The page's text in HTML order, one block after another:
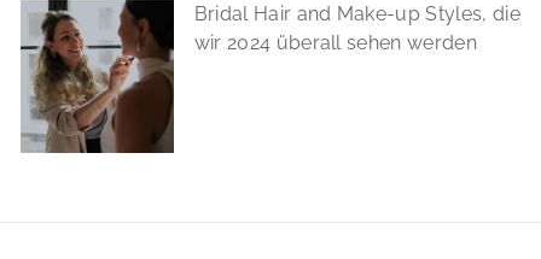
Bridal Hair and Make-up Styles, die
wir 2024 überall sehen werden